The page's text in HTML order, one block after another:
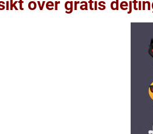
över gratis